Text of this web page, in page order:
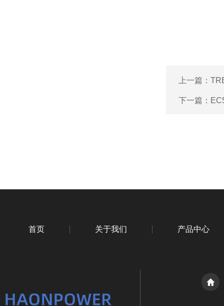
上一篇：
下一篇：
首页 关于我们 产品中心